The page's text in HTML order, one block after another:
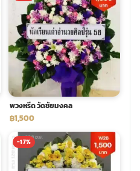
พวงหรีด วัดชัยมงคล
฿1,500
-17%